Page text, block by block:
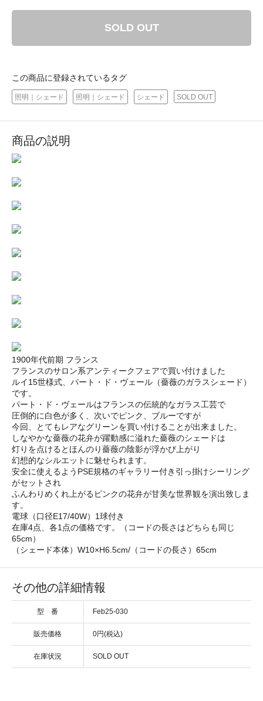
SOLD OUT
この商品に登録されているタグ
照明｜シェード 照明｜シェード シェード SOLD OUT
商品の説明
1900年代前期 フランス
フランスのサロン系アンティークフェアで買い付けました
ルイ15世様式、パート・ド・ヴェール（薔薇のガラスシェード）
です。
パート・ド・ヴェールはフランスの伝統的なガラス工芸で
圧倒的に白色が多く、次いでピンク、ブルーですが
今回、とてもレアなグリーンを買い付けることが出来ました。
しなやかな薔薇の花弁が躍動感に溢れた薔薇のシェードは
灯りを点けるとほんのり薔薇の陰影が浮かび上がり
幻想的なシルエットに魅せられます。
安全に使えるようPSE規格のギャラリー付き引っ掛けシーリング
がセットされ
ふんわりめくれ上がるピンクの花弁が甘美な世界観を演出致しま
す。
電球（口径E17/40W）1球付き
在庫4点、各1点の価格です。（コードの長さはどちらも同じ
65cm）
（シェード本体）W10×H6.5cm/（コードの長さ）65cm
その他の詳細情報
型 番 Feb25-030
販売価格 0円(税込)
在庫状況 SOLD OUT